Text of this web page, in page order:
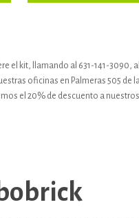
el kit, llamando al 631-141-
oficinas en Palmeras 505 de
el 20% de descuento a